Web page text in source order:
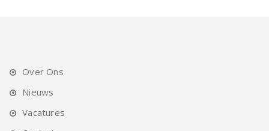
Over Ons
Nieuws
Vacatures